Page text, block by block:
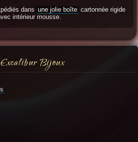
dans une jolie boîte cartonnée rigide
intérieur mousse.
Excalibur Bijoux